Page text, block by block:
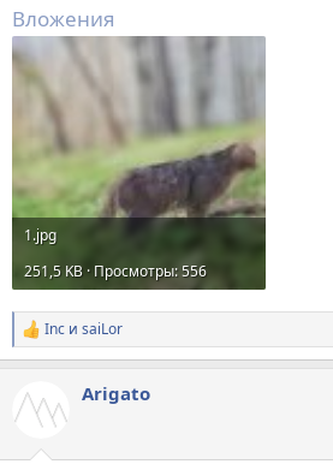
Вложения
1.jpg
251,5 KB · Просмотры: 556
Р
е
к
ц
Inc и saiLor
Arigato